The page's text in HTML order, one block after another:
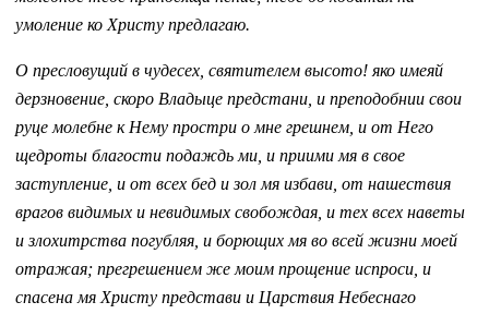
умоление ко Христу предлагаю.
О пресловущий в чудесех, святителем высото! яко имеяй
дерзновение, скоро Владыце предстани, и преподобнии свои
руце молебне к Нему простри о мне грешнем, и от Него
щедроты благости подаждь ми, и приими мя в свое
заступление, и от всех бед и зол мя избави, от нашествия
врагов видимых и невидимых свобождая, и тех всех наветы
и злохитрства погубляя, и борющих мя во всей жизни моей
отражая; прегрешением же моим прощение испроси, и
спасена мя Христу представи и Царствия Небеснаго